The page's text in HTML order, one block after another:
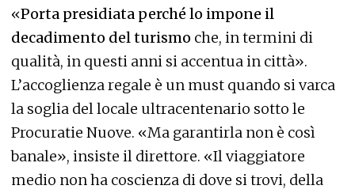
«Porta presidiata perché lo impone il
decadimento del turismo che, in termini di
qualità, in questi anni si accentua in città».
L’accoglienza regale è un must quando si varca
la soglia del locale ultracentenario sotto le
Procuratie Nuove. «Ma garantirla non è così
banale», insiste il direttore. «Il viaggiatore
medio non ha coscienza di dove si trovi, della